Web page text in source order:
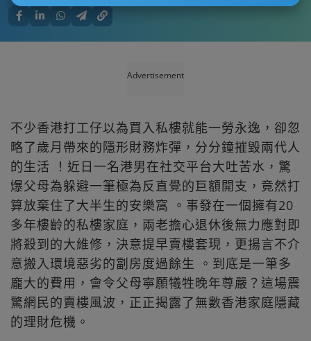
Advertisement
不少香港打工仔以為買入私樓就能一勞永逸，卻忽
略了歲月帶來的隱形財務炸彈，分分鐘摧毀兩代人
的生活 ！近日一名港男在社交平台大吐苦水，驚
爆父母為躲避一筆極為反直覺的巨額開支，竟然打
算放棄住了大半生的安樂窩 。事發在一個擁有20
多年樓齡的私樓家庭，兩老擔心退休後無力應對即
將殺到的大維修，決意提早賣樓套現，更揚言不介
意搬入環境惡劣的劏房度過餘生 。到底是一筆多
龐大的費用，會令父母寧願犧牲晚年尊嚴？這場震
驚網民的賣樓風波，正正揭露了無數香港家庭隱藏
的理財危機。